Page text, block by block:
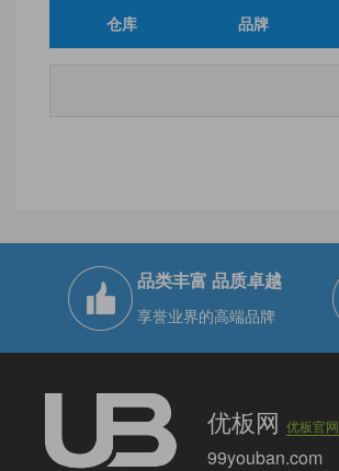
仓库 品牌
品类丰富 品质卓越
享誉业界的高端品牌
优板网优板官网
99youban.com